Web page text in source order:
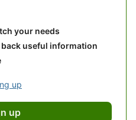
your needs
useful information
up
up